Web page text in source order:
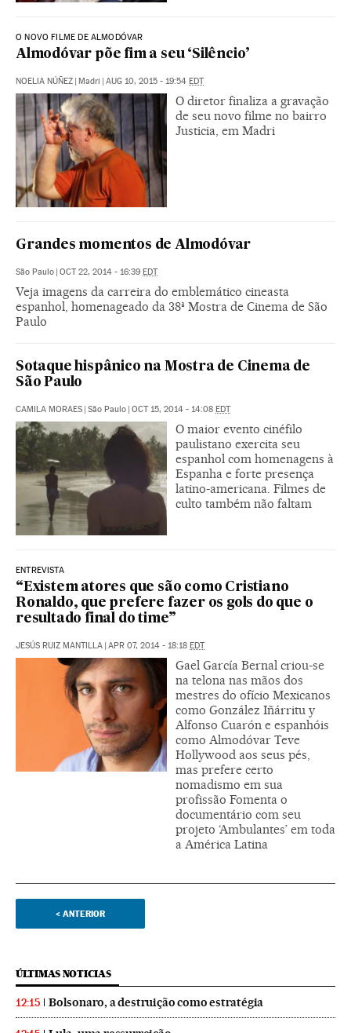
O NOVO FILME DE ALMODÓVAR
Almodóvar põe fim a seu ‘Silêncio’
NOELIA NÚÑEZ | Madri | AUG 10, 2015 - 19:54 EDT
O diretor finaliza a gravação
de seu novo filme no bairro
Justicia, em Madri
Grandes momentos de Almodóvar
São Paulo | OCT 22, 2014 - 16:39 EDT
Veja imagens da carreira do emblemático cineasta
espanhol, homenageado da 38ª Mostra de Cinema de São
Paulo
Sotaque hispânico na Mostra de Cinema de
São Paulo
CAMILA MORAES | São Paulo | OCT 15, 2014 - 14:08 EDT
O maior evento cinéfilo
paulistano exercita seu
espanhol com homenagens à
Espanha e forte presença
latino-americana. Filmes de
culto também não faltam
ENTREVISTA
“Existem atores que são como Cristiano
Ronaldo, que prefere fazer os gols do que o
resultado final do time”
JESÚS RUIZ MANTILLA | APR 07, 2014 - 18:18 EDT
Gael García Bernal criou-se
na telona nas mãos dos
mestres do ofício Mexicanos
como González Iñárritu y
Alfonso Cuarón e espanhóis
como Almodóvar Teve
Hollywood aos seus pés,
mas prefere certo
nomadismo em sua
profissão Fomenta o
documentário com seu
projeto ‘Ambulantes’ em toda
a América Latina
< ANTERIOR
ÚLTIMAS NOTICIAS
12:15 Bolsonaro, a destruição como estratégia